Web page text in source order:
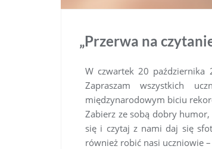
„Przerwa na
W czwartek 20 października
Zapraszam wszystkich
międzynarodowym biciu
Zabierz ze sobą dobry
się i czytaj z nami daj się
również robić nasi uczniowie